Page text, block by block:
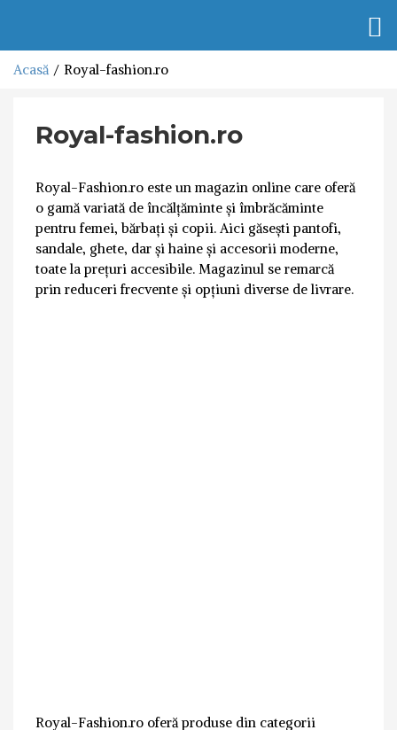
Acasă Royal-fashion.ro
Royal-fashion.ro
Royal-Fashion.ro este un magazin online care oferă
o gamă variată de încălțăminte și îmbrăcăminte
pentru femei, bărbați și copii. Aici găsești pantofi,
sandale, ghete, dar și haine și accesorii moderne,
toate la prețuri accesibile. Magazinul se remarcă
prin reduceri frecvente și opțiuni diverse de livrare.
Royal-Fashion.ro oferă produse din categorii